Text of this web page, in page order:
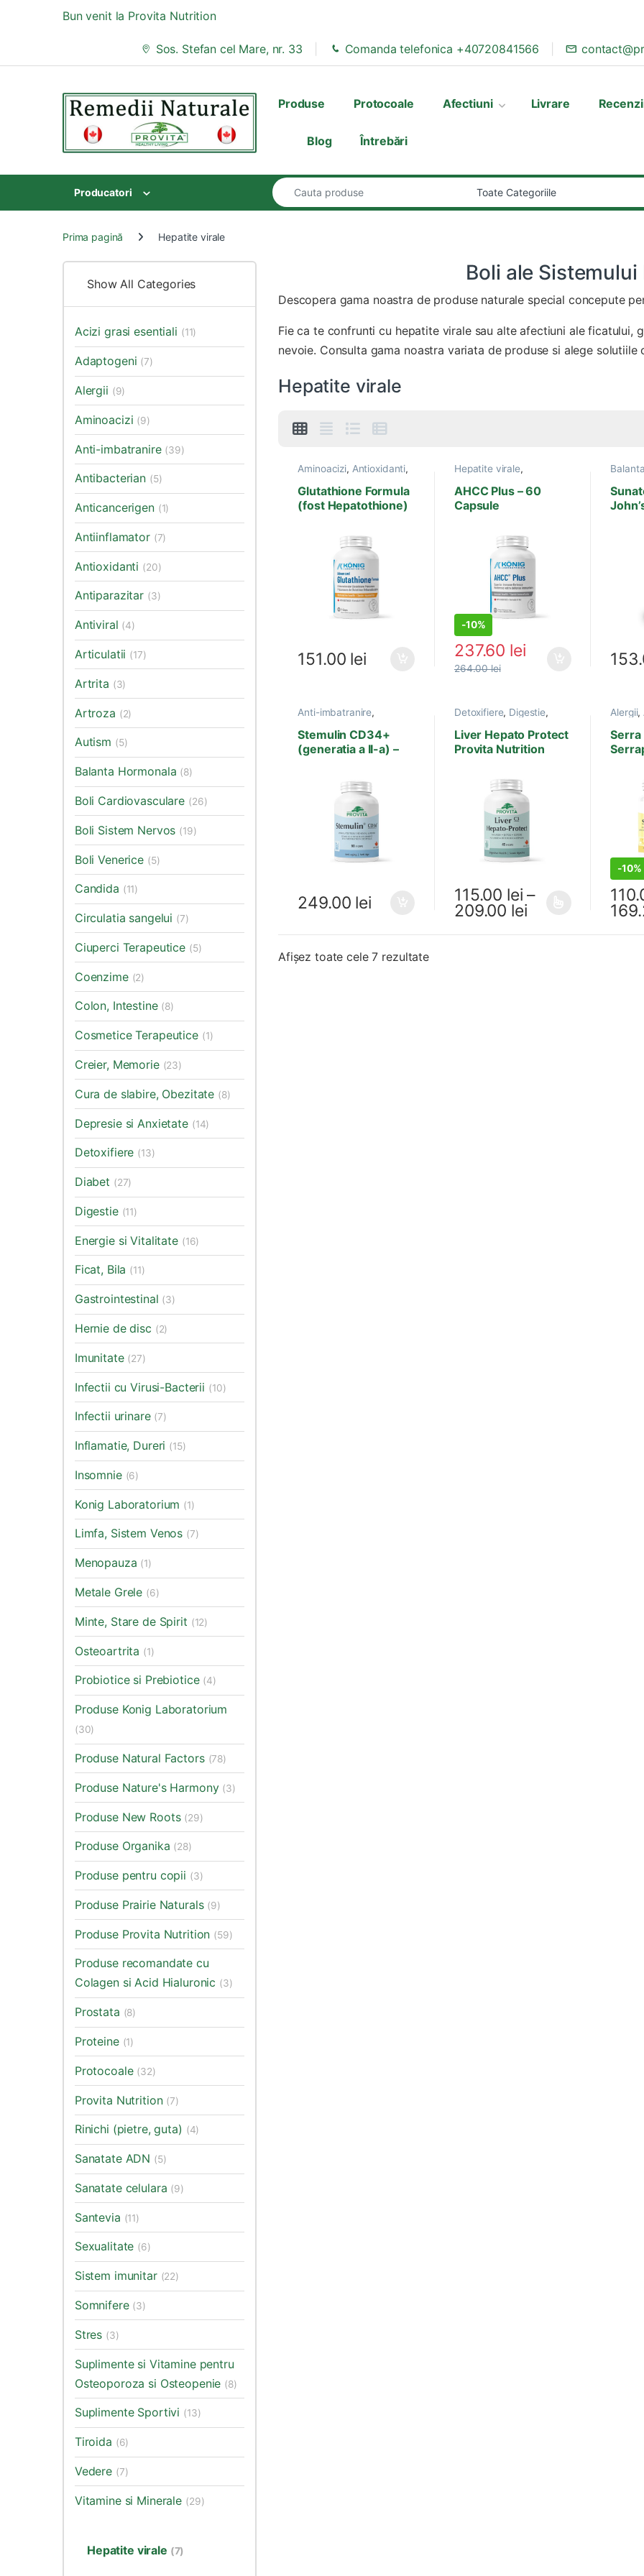
Bun venit la Provita Nutrition
Sos. Stefan cel Mare, nr. 33 Comanda telefonica +40720841566
Produse Protocoale Afectiuni Livrare
Blog Întrebări
Producatori
Search for:
Prima pagină Hepatite virale
Boli ale
Descopera gama noastra de produse naturale special concepute
Fie ca te confrunti cu hepatite virale sau alte afectiuni ale ficatului,
nevoie. Consulta gama noastra variata de produse si alege
Hepatite virale
Aminoacizi, Antioxidanti,
Bila,Hepatite virale,
Imunitate,Metale Grele,
Produse Konig
Glutathione Formula
(fost Hepatothione)
151.00 lei
Hepatite virale,
Laboratorium ,Sistem
imunitar
AHCC Plus – 60
Capsule
-10%
237.60 lei
264.00lei
Ficat,
virale,
Roots,
Anti-imbatranire,
Hepatite virale,
Imunitate,Produse
Provita Nutrition,
Stemulin CD34+
(generatia a II-a) –
249.00 lei
Detoxifiere, Digestie,
virale, Produse Provita
Nutrition
Liver Hepato Protect
Provita Nutrition
115.00 lei –
209.00 leiInterval de
Acest produs are mai multe
Alergii,
Bila,
Sistem
Serra
-10%
Afișez toate cele 7 rezultateSortat după cele mai recente
Show All Categories
Acizi grasi esentiali (11)
Adaptogeni (7)
Alergii (9)
Aminoacizi (9)
Anti-imbatranire (39)
Antibacterian (5)
Anticancerigen (1)
Antiinflamator (7)
Antioxidanti (20)
Antiparazitar (3)
Antiviral (4)
Articulatii (17)
Artrita (3)
Artroza (2)
Autism (5)
Balanta Hormonala (8)
Boli Cardiovasculare (26)
Boli Sistem Nervos (19)
Boli Venerice (5)
Candida (11)
Circulatia sangelui (7)
Ciuperci Terapeutice (5)
Coenzime (2)
Colon, Intestine (8)
Cosmetice Terapeutice (1)
Creier, Memorie (23)
Cura de slabire, Obezitate (8)
Depresie si Anxietate (14)
Detoxifiere (13)
Diabet (27)
Digestie (11)
Energie si Vitalitate (16)
Ficat, Bila (11)
Gastrointestinal (3)
Hernie de disc (2)
Imunitate (27)
Infectii cu Virusi-Bacterii (10)
Infectii urinare (7)
Inflamatie, Dureri (15)
Insomnie (6)
Konig Laboratorium (1)
Limfa, Sistem Venos (7)
Menopauza (1)
Metale Grele (6)
Minte, Stare de Spirit (12)
Osteoartrita (1)
Probiotice si Prebiotice (4)
Produse Konig Laboratorium
(30)
Produse Natural Factors (78)
Produse Nature's Harmony (3)
Produse New Roots (29)
Produse Organika (28)
Produse pentru copii (3)
Produse Prairie Naturals (9)
Produse Provita Nutrition (59)
Produse recomandate cu
Colagen si Acid Hialuronic (3)
Prostata (8)
Proteine (1)
Protocoale (32)
Provita Nutrition (7)
Rinichi (pietre, guta) (4)
Sanatate ADN (5)
Sanatate celulara (9)
Santevia (11)
Sexualitate (6)
Sistem imunitar (22)
Somnifere (3)
Stres (3)
Suplimente si Vitamine pentru
Osteoporoza si Osteopenie (8)
Suplimente Sportivi (13)
Tiroida (6)
Vedere (7)
Vitamine si Minerale (29)
Hepatite virale (7)